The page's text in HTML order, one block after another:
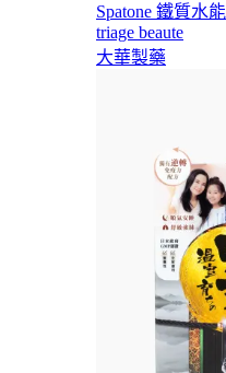
Spatone 鐵質水能
triage beaute
大華製藥